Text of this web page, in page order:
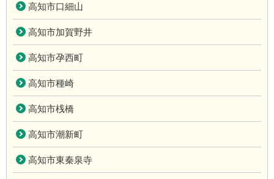
高知市口細山
高知市加賀野井
高知市孕西町
高知市種崎
高知市桟橋
高知市潮新町
高知市東秦泉寺